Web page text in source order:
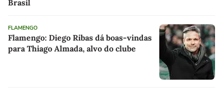
Brasil
FLAMENGO
Flamengo: Diego Ribas dá boas-vindas
para Thiago Almada, alvo do clube